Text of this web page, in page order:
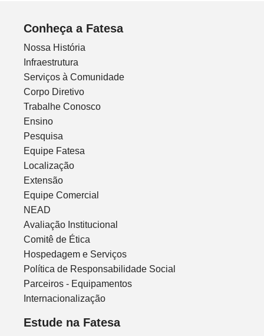
Conheça a Fatesa
Nossa História
Infraestrutura
Serviços à Comunidade
Corpo Diretivo
Trabalhe Conosco
Ensino
Pesquisa
Equipe Fatesa
Localização
Extensão
Equipe Comercial
NEAD
Avaliação Institucional
Comitê de Ética
Hospedagem e Serviços
Política de Responsabilidade Social
Parceiros - Equipamentos
Internacionalização
Estude na Fatesa